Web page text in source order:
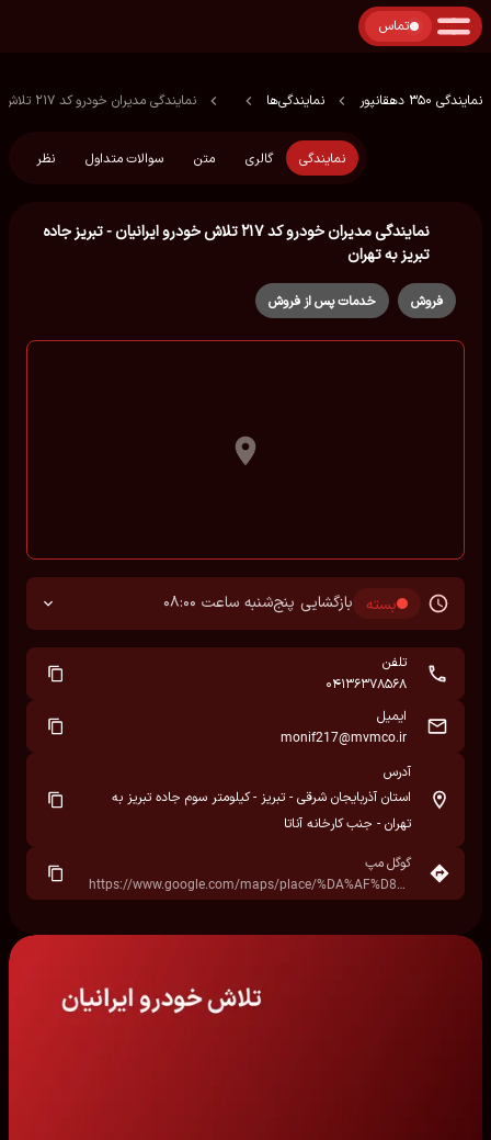
تماس
نمایندگی 350 دهقانپور نمایندگی‌ها نمایندگی مدیران خودرو کد ۲۱۷ تلاش خودرو ایرانیان - تبریز جاده تبریز به تهران
نمایندگی گالری متن سوالات متداول نظر
نمایندگی مدیران خودرو کد ۲۱۷ تلاش خودرو ایرانیان - تبریز جاده
تبریز به تهران
فروش خدمات پس از فروش
بسته بازگشایی پنج‌شنبه ساعت 08:00
تلفن
04136378568
ایمیل
monif217@mvmco.ir
آدرس
استان آذربایجان شرقی - تبریز - کیلومتر سوم جاده تبریز به
تهران - جنب کارخانه آناتا
گوگل مپ
https://www.google.com/maps/place/%DA%AF%D8%B1%D9%88%D9%87+%D8%B5%D9%86%D8%B9%D8%AA%DB%8C+%D9%86%D8%AC%D8%A7%D8%AA%DB%8C+%D8%A2%D9%86%D8%A7%D8%AA%D8%A7%E2%80%AD/data=!4m7!3m6!1s0x401a1972646d63ff:0xfe8c8a8a871391a8!8m2!3d38.0322593!4d46.4176418!16s%2Fg%2F1tdsh7xm!19sChIJ_2NtZHIZGkARqJETh4qKjP4?hl=fa&rclk=1